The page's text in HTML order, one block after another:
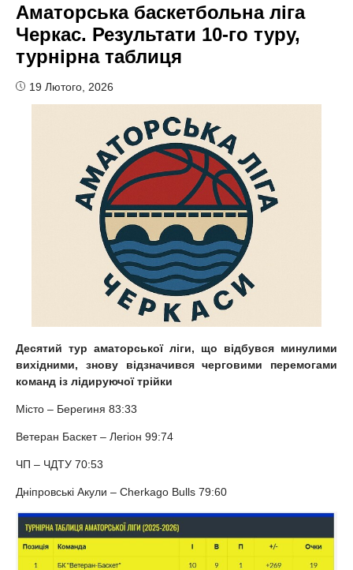
Аматорська баскетбольна ліга
Черкас. Результати 10-го туру,
турнірна таблиця
19 Лютого, 2026
Десятий тур аматорської ліги, що відбувся минулими
вихідними, знову відзначився черговими перемогами
команд із лідируючої трійки
Місто – Берегиня 83:33
Ветеран Баскет – Легіон 99:74
ЧП – ЧДТУ 70:53
Дніпровські Акули – Cherkago Bulls 79:60